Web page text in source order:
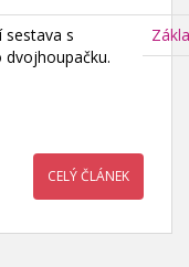
sestava s
CELÝ ČLÁNEK